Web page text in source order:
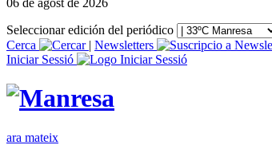
06 de agost de 2026
Seleccionar edición del periódico
Cerca
| Newsletters
Iniciar Sessió
ara mateix